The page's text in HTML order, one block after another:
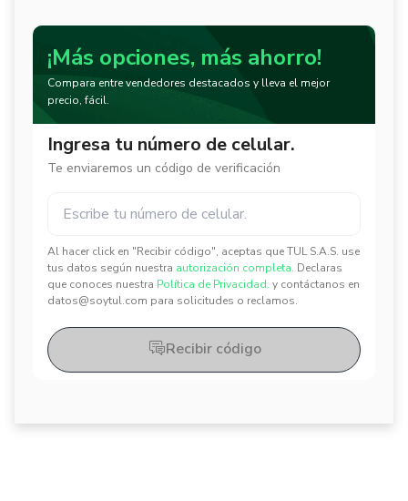
¡Más opciones, más ahorro!
Compara entre vendedores destacados y lleva el mejor
precio, fácil.
Ingresa tu número de celular.
Te enviaremos un código de verificación
Al hacer click en "Recibir código", aceptas que TUL S.A.S. use
tus datos según nuestra autorización completa. Declaras
que conoces nuestra Política de Privacidad. y contáctanos en
datos@soytul.com para solicitudes o reclamos.
✕
✕
Recibir código